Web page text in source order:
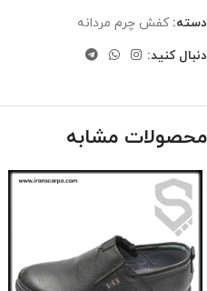
دسته: کفش چرم مردانه
دنبال کنید:
محصولات مشابه